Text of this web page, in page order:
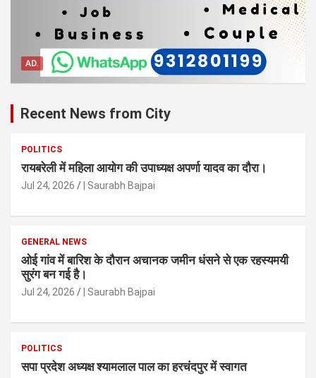
AD.
Recent News from City
POLITICS
रायबरेली में महिला आयोग की उपाध्यक्ष अपर्णा यादव का दौरा।
Jul 24, 2026 | Saurabh Bajpai
GENERAL NEWS
ओई गांव में बारिश के दौरान अचानक जमीन धंसने से एक रहस्यमयी
सुरंग बन गई है।
Jul 24, 2026 | Saurabh Bajpai
POLITICS
सपा प्रदेश अध्यक्ष श्यामलाल पाल का हरचंदपुर में स्वागत